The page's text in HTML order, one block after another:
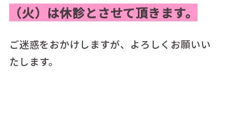
（火）は休診とさせて頂きます。
ご迷惑をおかけしますが、よろしくお願いい
たします。